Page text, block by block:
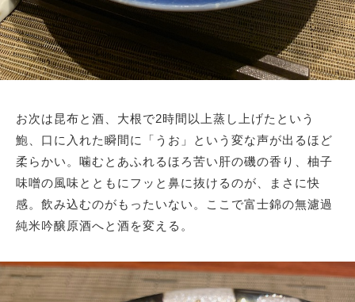
お次は昆布と酒、大根で2時間以上蒸し上げたという
鮑、口に入れた瞬間に「うお」という変な声が出るほど
柔らかい。噛むとあふれるほろ苦い肝の磯の香り、柚子
味噌の風味とともにフッと鼻に抜けるのが、まさに快
感。飲み込むのがもったいない。ここで富士錦の無濾過
純米吟醸原酒へと酒を変える。